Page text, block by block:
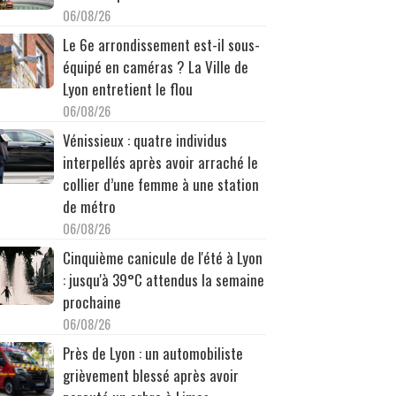
06/08/26
Le 6e arrondissement est-il sous-
équipé en caméras ? La Ville de
Lyon entretient le flou
06/08/26
Vénissieux : quatre individus
interpellés après avoir arraché le
collier d’une femme à une station
de métro
06/08/26
Cinquième canicule de l'été à Lyon
: jusqu'à 39°C attendus la semaine
prochaine
06/08/26
Près de Lyon : un automobiliste
grièvement blessé après avoir